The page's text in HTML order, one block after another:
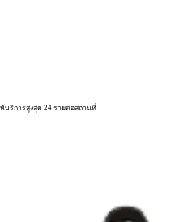
บริการสูงสุด 24 รายต่อสถานที่